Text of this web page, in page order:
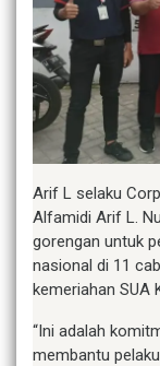
Arif L selaku
Alfamidi Arif L.
gorengan untuk
nasional di 11
kemeriahan SUA
“Ini adalah
membantu